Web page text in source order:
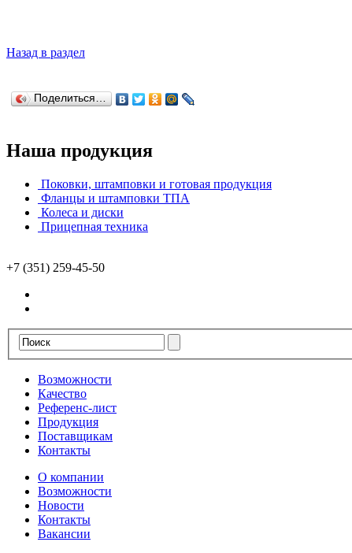
Назад в раздел
Поделиться…
Наша продукция
Поковки, штамповки и готовая продукция
Фланцы и штамповки ТПА
Колеса и диски
Прицепная техника
+7 (351) 259-45-50
Возможности
Качество
Референс-лист
Продукция
Поставщикам
Контакты
О компании
Возможности
Новости
Контакты
Вакансии